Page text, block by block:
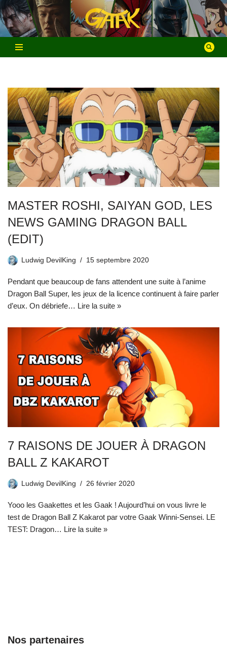
Aller
au
contenu
MASTER ROSHI, SAIYAN GOD, LES
NEWS GAMING DRAGON BALL
(EDIT)
Ludwig DevilKing 15 septembre 2020
Pendant que beaucoup de fans attendent une suite à l’anime
Dragon Ball Super, les jeux de la licence continuent à faire parler
d’eux. On débriefe… Lire la suite »
7 RAISONS DE JOUER À DRAGON
BALL Z KAKAROT
Ludwig DevilKing 26 février 2020
Yooo les Gaakettes et les Gaak ! Aujourd’hui on vous livre le
test de Dragon Ball Z Kakarot par votre Gaak Winni-Sensei. LE
TEST: Dragon… Lire la suite »
Nos partenaires